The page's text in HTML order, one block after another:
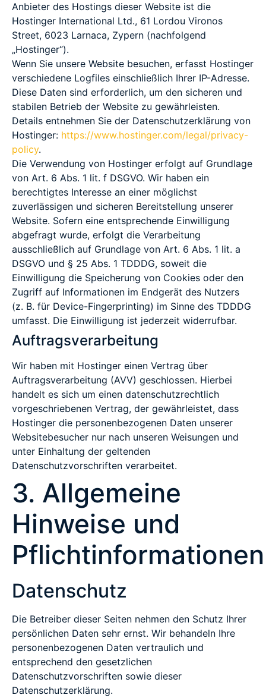
Anbieter des Hostings dieser Website ist die
Hostinger International Ltd., 61 Lordou Vironos
Street, 6023 Larnaca, Zypern (nachfolgend
„Hostinger“).
Wenn Sie unsere Website besuchen, erfasst Hostinger
verschiedene Logfiles einschließlich Ihrer IP-Adresse.
Diese Daten sind erforderlich, um den sicheren und
stabilen Betrieb der Website zu gewährleisten.
Details entnehmen Sie der Datenschutzerklärung von
Hostinger: https://www.hostinger.com/legal/privacy-
policy.
Die Verwendung von Hostinger erfolgt auf Grundlage
von Art. 6 Abs. 1 lit. f DSGVO. Wir haben ein
berechtigtes Interesse an einer möglichst
zuverlässigen und sicheren Bereitstellung unserer
Website. Sofern eine entsprechende Einwilligung
abgefragt wurde, erfolgt die Verarbeitung
ausschließlich auf Grundlage von Art. 6 Abs. 1 lit. a
DSGVO und § 25 Abs. 1 TDDDG, soweit die
Einwilligung die Speicherung von Cookies oder den
Zugriff auf Informationen im Endgerät des Nutzers
(z. B. für Device-Fingerprinting) im Sinne des TDDDG
umfasst. Die Einwilligung ist jederzeit widerrufbar.
Auftragsverarbeitung
Wir haben mit Hostinger einen Vertrag über
Auftragsverarbeitung (AVV) geschlossen. Hierbei
handelt es sich um einen datenschutzrechtlich
vorgeschriebenen Vertrag, der gewährleistet, dass
Hostinger die personenbezogenen Daten unserer
Websitebesucher nur nach unseren Weisungen und
unter Einhaltung der geltenden
Datenschutzvorschriften verarbeitet.
3. Allgemeine
Hinweise und
Pflichtinformationen
Datenschutz
Die Betreiber dieser Seiten nehmen den Schutz Ihrer
persönlichen Daten sehr ernst. Wir behandeln Ihre
personenbezogenen Daten vertraulich und
entsprechend den gesetzlichen
Datenschutzvorschriften sowie dieser
Datenschutzerklärung.